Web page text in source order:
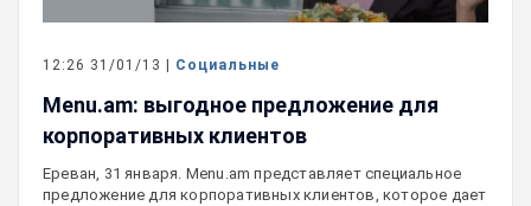
12:26 31/01/13 | Социальные
Menu.am: выгодное предложение для
корпоративных клиентов
Ереван, 31 января. Menu.am представляет специальное
предложение для корпоративных клиентов, которое дает